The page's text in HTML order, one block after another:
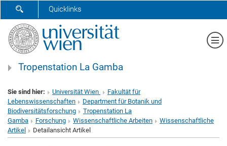
SUCHFORMULAR ÖFFNEN
Quicklinks
Tropenstation La Gamba
Sie sind hier: Universität Wien
Fakultät für
Lebenswissenschaften
Department für Botanik und
Biodiversitätsforschung
Tropenstation La
Gamba
Forschung Wissenschaftliche Arbeiten
Wissenschaftliche
Artikel
Detailansicht Artikel